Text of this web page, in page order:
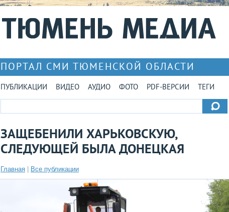
ПОРТАЛ СМИ ТЮМЕНСКОЙ ОБЛАСТИ
ПУБЛИКАЦИИ ВИДЕО АУДИО ФОТО PDF-ВЕРСИИ ТЕГИ
ЗАЩЕБЕНИЛИ ХАРЬКОВСКУЮ,
СЛЕДУЮЩЕЙ БЫЛА ДОНЕЦКАЯ
Главная Все публикации